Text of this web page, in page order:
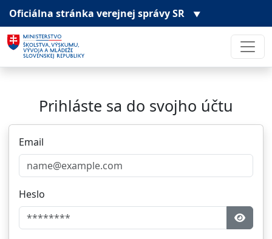
Oficiálna stránka verejnej správy SR ▼
Prihláste sa do svojho účtu
Email
Heslo